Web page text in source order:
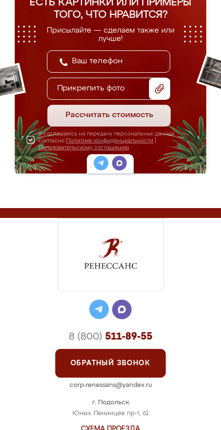
ЕСТЬ КАРТИНКИ ИЛИ ПРИМЕРЫ
ТОГО, ЧТО НРАВИТСЯ?
Присылайте — сделаем также или
лучше!
Прикрепить фото
Рассчитать стоимость
Я соглашаюсь на передачу персональных данных
согласно Политике конфиденциальности
Пользовательскому соглашению
г. Подольск
Юных Ленинцев пр-т, 61
8 (800) 511-89-55
ОБРАТНЫЙ ЗВОНОК
corp-renessans@yandex.ru